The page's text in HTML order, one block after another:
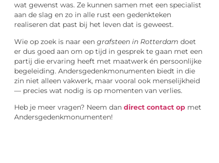
wat gewenst was. Ze kunnen samen met een specialist
aan de slag en zo in alle rust een gedenkteken
realiseren dat past bij het leven dat is geweest.
Wie op zoek is naar eengrafsteen in Rotterdam doet
er dus goed aan om op tijd in gesprek te gaan met een
partij die ervaring heeft met maatwerk én persoonlijke
begeleiding. Andersgedenkmonumenten biedt in die
zin niet alleen vakwerk, maar vooral ook menselijkheid
— precies wat nodig is op momenten van verlies.
Heb je meer vragen? Neem dandirect contact op met
Andersgedenkmonumenten!